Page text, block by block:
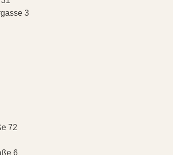
3
72
6